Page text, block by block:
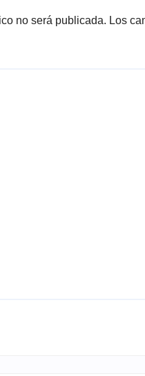
no será publicada. Los